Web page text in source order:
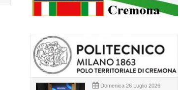
Domenica 26 Luglio 2026